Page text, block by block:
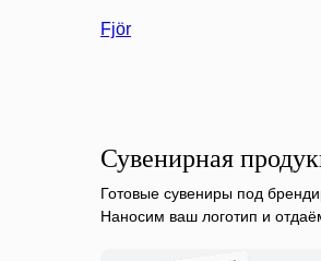
Fjör
Сувенирная
Готовые сувениры под
Наносим ваш логотип и